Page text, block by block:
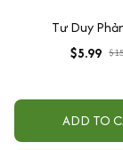
Tư Duy
$5.99
ADD TO